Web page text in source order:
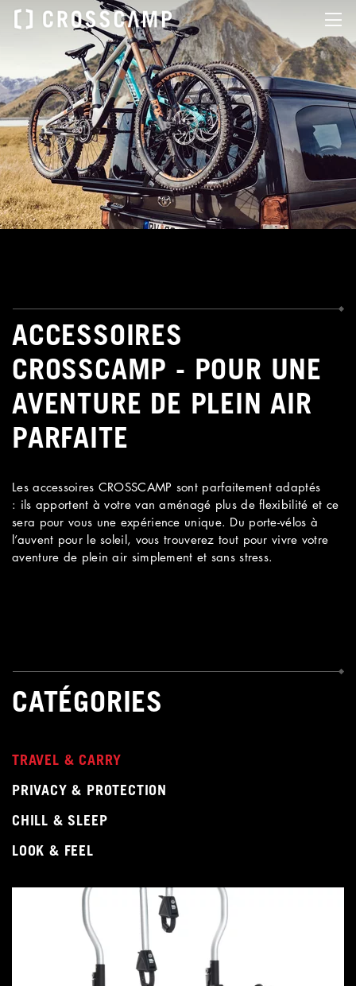
ACCESSOIRES
CROSSCAMP - POUR UNE
AVENTURE DE PLEIN AIR
PARFAITE
Les accessoires CROSSCAMP sont parfaitement adaptés
: ils apportent à votre van aménagé plus de flexibilité et ce
sera pour vous une expérience unique. Du porte-vélos à
l’auvent pour le soleil, vous trouverez tout pour vivre votre
aventure de plein air simplement et sans stress.
CATÉGORIES
TRAVEL & CARRY
PRIVACY & PROTECTION
CHILL & SLEEP
LOOK & FEEL